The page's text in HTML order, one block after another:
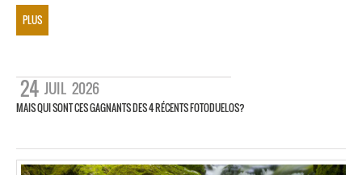
PLUS
24 JUIL 2026
MAIS QUI SONT CES GAGNANTS DES 4 RÉCENTS FOTODUELOS?